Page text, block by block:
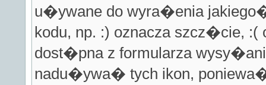
u�ywane do wyra�enia
kodu, np. :) oznacza szcz�cie,
dost�pna z formularza
nadu�ywa� tych ikon,